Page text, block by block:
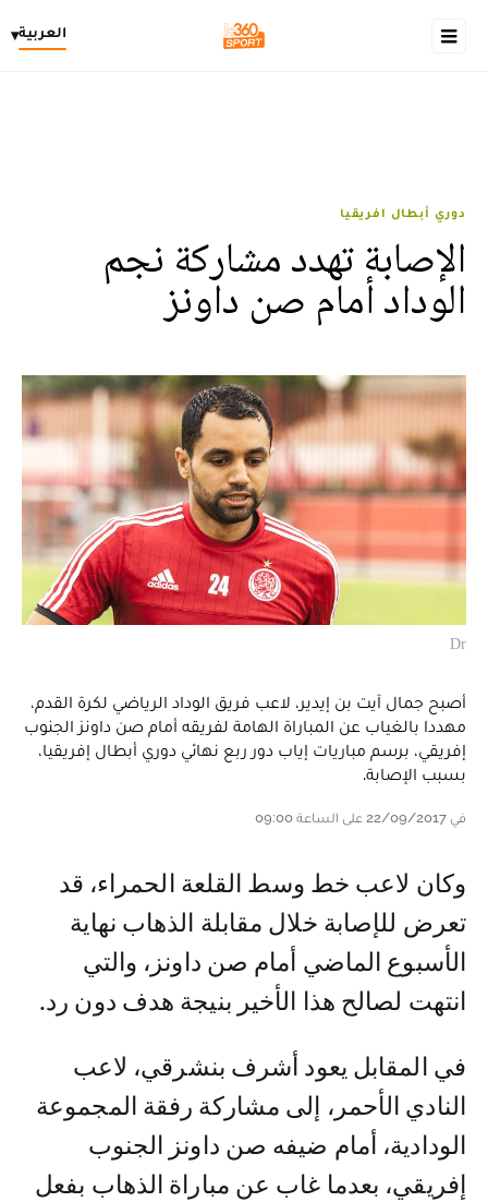
العربية▾
دوري أبطال افريقيا
الإصابة تهدد مشاركة نجم
الوداد أمام صن داونز
Dr
أصبح جمال آيت بن إيدير، لاعب فريق الوداد الرياضي لكرة القدم،
مهددا بالغياب عن المباراة الهامة لفريقه أمام صن داونز الجنوب
إفريقي، برسم مباريات إياب دور ربع نهائي دوري أبطال إفريقيا،
بسبب الإصابة.
في 22/09/2017 على الساعة 09:00
وكان لاعب خط وسط القلعة الحمراء، قد
تعرض للإصابة خلال مقابلة الذهاب نهاية
الأسبوع الماضي أمام صن داونز، والتي
انتهت لصالح هذا الأخير بنيجة هدف دون رد.
في المقابل يعود أشرف بنشرقي، لاعب
النادي الأحمر، إلى مشاركة رفقة المجموعة
الودادية، أمام ضيفه صن داونز الجنوب
إفريقي، بعدما غاب عن مباراة الذهاب بفعل